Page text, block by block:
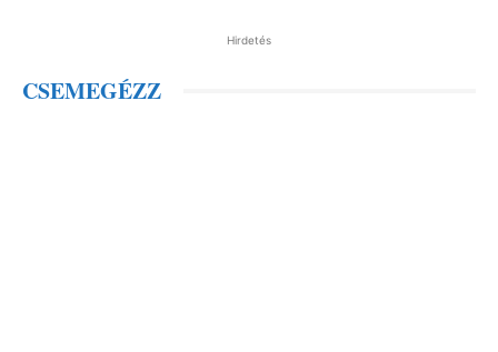
Hirdetés
CSEMEGÉZZ